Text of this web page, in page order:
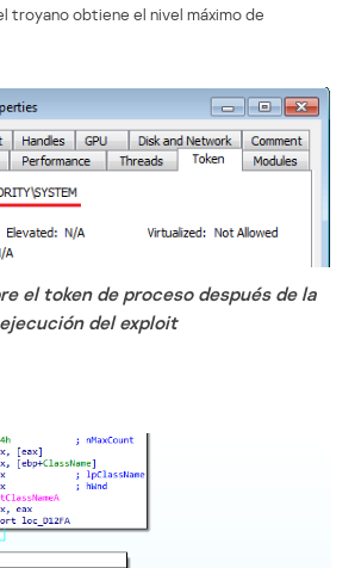
troyano obtiene el nivel máximo de
el token de proceso después de la
ejecución del exploit